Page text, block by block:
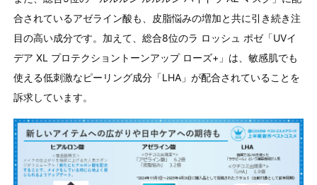
合されているアゼライン酸も、皮脂悩みの増加と共に引き続き注
目の高い成分です。加えて、総合8位のラ ロッシュ ポゼ「UVイ
デア XL プロテクショントーンアップ ローズ+」は、敏感肌でも
使える低刺激なピーリング成分「LHA」が配合されていることを
訴求しています。